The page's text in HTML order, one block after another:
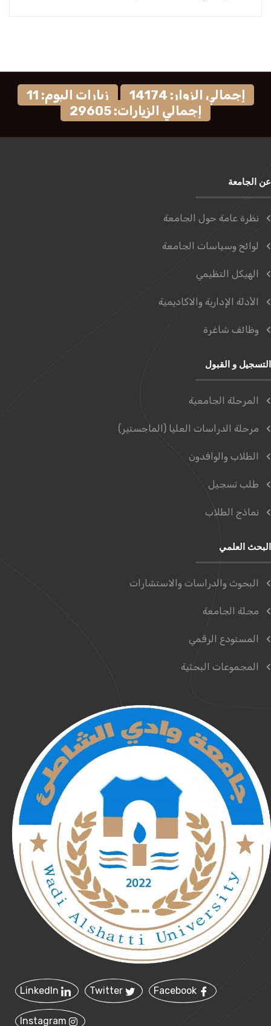
إجمالي الزوار: 14174
زيارات اليوم: 11
إجمالي الزيارات: 29605
عن الجامعة
نظرة عامة حول الجامعة
لوائح وسياسات الجامعة
الهيكل التظيمي
الأدلة الإدارية والاكاديمية
وظائف شاغرة
التسجيل و القبول
المرحلة الجامعية
مرحلة الدراسات العليا (الماجستير)
الطلاب والوافدون
طلب تسجيل
نماذج الطلاب
البحث العلمي
البحوث والدراسات والاستشارات
مجلة الجامعة
المستودع الرقمي
المجموعات البحثية